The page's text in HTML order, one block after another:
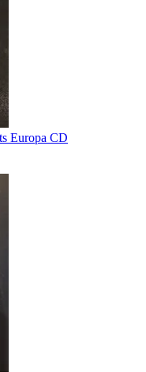
Europa CD